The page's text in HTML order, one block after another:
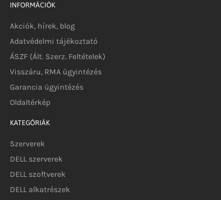
INFORMÁCIÓK
Akciók, hírek, blog
Adatvédelmi tájékoztató
ÁSZF (Ált. Szerz. Feltételek)
Visszáru, RMA ügyintézés
Garancia ügyintézés
Oldaltérkép
KATEGÓRIÁK
Szerverek
DELL szerverek
DELL szoftverek
DELL alkatrészek